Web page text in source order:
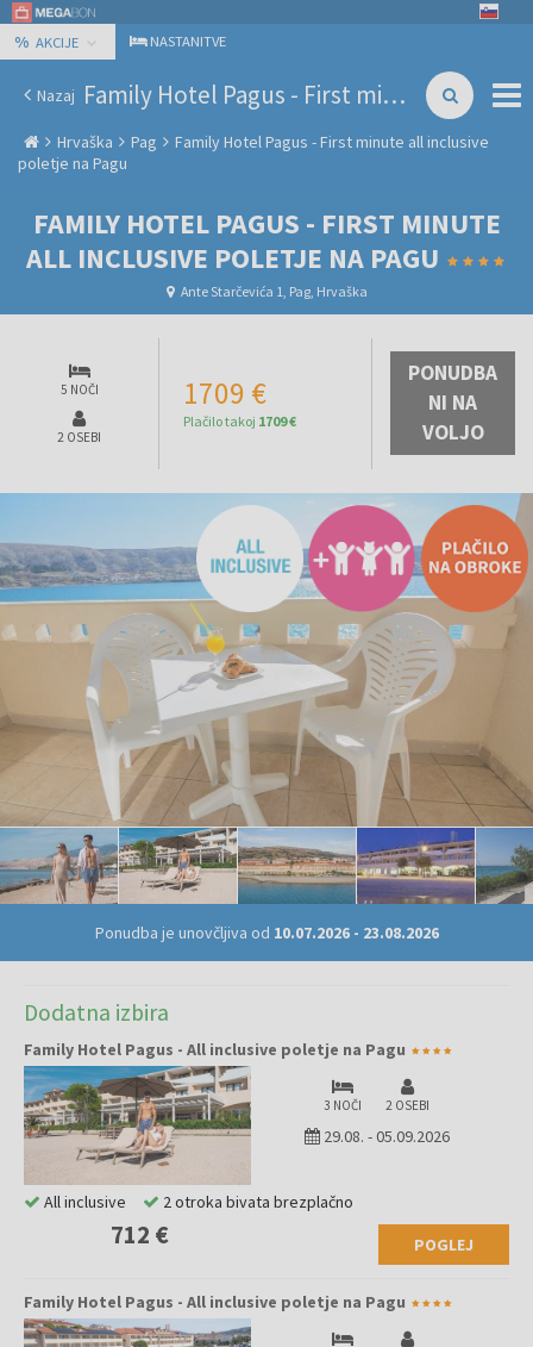
% AKCIJE NASTANITVE
Nazaj Family Hotel Pagus - First minute all inclusive poletje na Pagu
Hrvaška Pag
Family Hotel Pagus - First minute all inclusive
poletje na Pagu
FAMILY HOTEL PAGUS - FIRST MINUTE
ALL INCLUSIVE POLETJE NA PAGU
Ante Starčevića 1, Pag, Hrvaška
5 NOČI
2 OSEBI
1709 €
Plačilo takoj 1709 €
PONUDBA
NI NA
VOLJO
Ponudba je unovčljiva od 10.07.2026- 23.08.2026
Dodatna izbira
Family Hotel Pagus - All inclusive poletje na Pagu
3 NOČI 2 OSEBI
29.08. -05.09.2026
712 € POGLEJ
All inclusive 2 otroka bivata brezplačno
Family Hotel Pagus - All inclusive poletje na Pagu